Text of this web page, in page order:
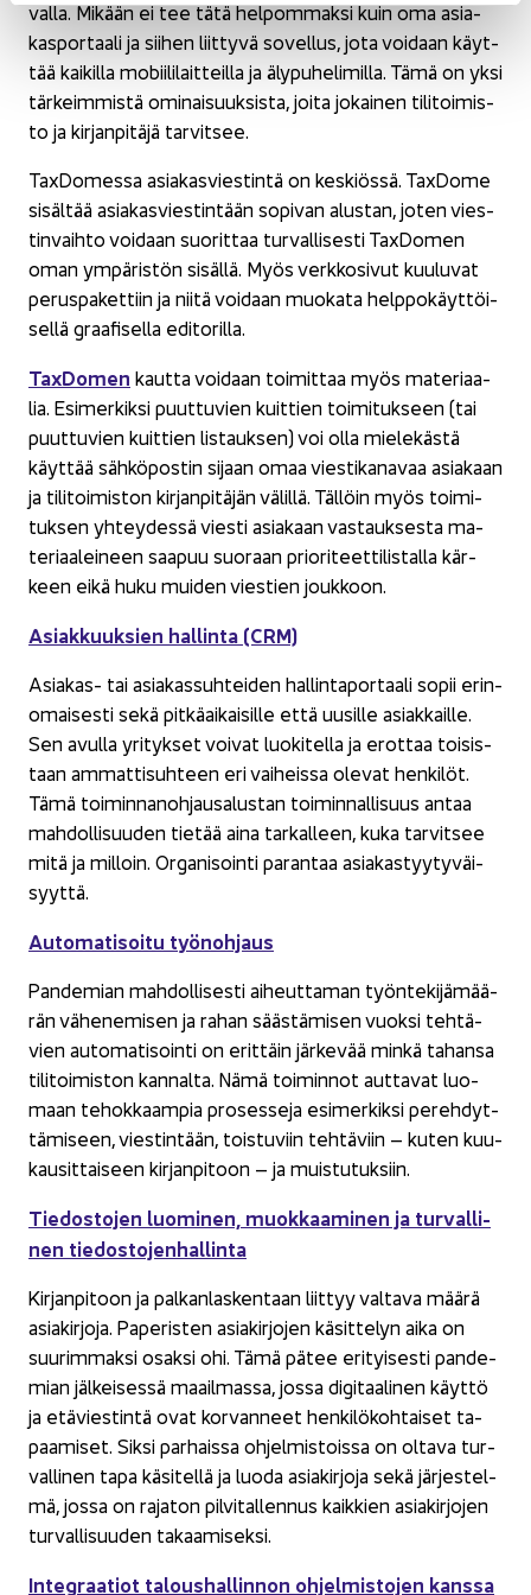
val­la. Mi­kään ei tee tätä hel­pom­mak­si kuin oma asia­
kas­por­taa­li ja sii­hen liit­ty­vä so­vel­lus, jota voi­daan käyt­
tää kai­kil­la mo­bii­li­lait­teil­la ja äly­pu­he­li­mil­la. Tämä on yksi
tär­keim­mis­tä omi­nai­suuk­sis­ta, joita jo­kai­nen ti­li­toi­mis­
to ja kir­jan­pi­tä­jä tar­vit­see.
TaxDomessa asia­kas­vies­tin­tä on kes­kiös­sä. TaxDome
si­säl­tää asia­kas­vies­tin­tään so­pi­van alus­tan, joten vies­
tin­vaih­to voi­daan suo­rit­taa tur­val­li­ses­ti TaxDomen
oman ym­pä­ris­tön si­säl­lä. Myös verk­ko­si­vut kuu­lu­vat
pe­rus­pa­ket­tiin ja niitä voi­daan muo­ka­ta help­po­käyt­töi­
sel­lä graa­fi­sel­la edi­to­ril­la.
TaxDomen kaut­ta voi­daan toi­mit­taa myös ma­te­ri­aa­
lia. Esi­mer­kik­si puut­tu­vien kuit­tien toi­mi­tuk­seen (tai
puut­tu­vien kuit­tien lis­tauk­sen) voi olla mie­le­käs­tä
käyt­tää säh­kö­pos­tin si­jaan omaa vies­ti­ka­na­vaa asia­kaan
ja ti­li­toi­mis­ton kir­jan­pi­tä­jän vä­lil­lä. Täl­löin myös toi­mi­
tuk­sen yh­tey­des­sä vies­ti asia­kaan vas­tauk­ses­ta ma­
te­ri­aa­lei­neen saa­puu suo­raan prio­ri­teet­ti­lis­tal­la kär­
keen eikä huku mui­den vies­tien jouk­koon.
Asiak­kuuk­sien hal­lin­ta (CRM)
Asiakas-​ tai asia­kas­suh­tei­den hal­lin­ta­por­taa­li sopii erin­
omai­ses­ti sekä pit­kä­ai­kai­sil­le että uusil­le asiak­kail­le.
Sen avul­la yri­tyk­set voi­vat luo­ki­tel­la ja erot­taa toi­sis­
taan am­mat­ti­suh­teen eri vai­heis­sa ole­vat hen­ki­löt.
Tämä toi­min­na­noh­jausa­lus­tan toi­min­nal­li­suus antaa
mah­dol­li­suu­den tie­tää aina tar­kal­leen, kuka tar­vit­see
mitä ja mil­loin. Or­ga­ni­soin­ti pa­ran­taa asia­kas­tyy­ty­väi­
syyt­tä.
Au­to­ma­ti­soi­tu työ­noh­jaus
Pan­de­mian mah­dol­li­ses­ti ai­heut­ta­man työn­te­ki­jä­mää­
rän vä­he­ne­mi­sen ja rahan sääs­tä­mi­sen vuok­si teh­tä­
vien au­to­ma­ti­soin­ti on erit­täin jär­ke­vää minkä ta­han­sa
ti­li­toi­mis­ton kan­nal­ta. Nämä toi­min­not aut­ta­vat luo­
maan te­hok­kaam­pia pro­ses­se­ja esi­mer­kik­si pe­reh­dyt­
tä­mi­seen, vies­tin­tään, tois­tu­viin teh­tä­viin – kuten kuu­
kausit­tai­seen kir­jan­pi­toon – ja muis­tu­tuk­siin.
Tie­dos­to­jen luo­mi­nen, muok­kaa­mi­nen ja tur­val­li­
nen tie­dos­to­jen­hal­lin­ta
Kir­jan­pi­toon ja pal­kan­las­ken­taan liit­tyy val­ta­va määrä
asia­kir­jo­ja. Pa­pe­ris­ten asia­kir­jo­jen kä­sit­te­lyn aika on
suu­rim­mak­si osak­si ohi. Tämä pätee eri­tyi­ses­ti pan­de­
mian jäl­kei­ses­sä maa­il­mas­sa, jossa di­gi­taa­li­nen käyt­tö
ja etä­vies­tin­tä ovat kor­van­neet hen­ki­lö­koh­tai­set ta­
paa­mi­set. Siksi par­hais­sa oh­jel­mis­tois­sa on ol­ta­va tur­
val­li­nen tapa kä­si­tel­lä ja luoda asia­kir­jo­ja sekä jär­jes­tel­
mä, jossa on ra­ja­ton pil­vi­tal­len­nus kaik­kien asia­kir­jo­jen
tur­val­li­suu­den ta­kaa­mi­sek­si.
In­te­graa­tiot ta­lous­hal­lin­non oh­jel­mis­to­jen kans­sa